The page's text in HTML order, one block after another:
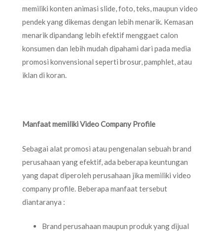
memiliki konten animasi slide, foto, teks, maupun video
pendek yang dikemas dengan lebih menarik. Kemasan
menarik dipandang lebih efektif menggaet calon
konsumen dan lebih mudah dipahami dari pada media
promosi konvensional seperti brosur, pamphlet, atau
iklan di koran.
Manfaat memiliki Video Company Profile
Sebagai alat promosi atau pengenalan sebuah brand
perusahaan yang efektif, ada beberapa keuntungan
yang dapat diperoleh perusahaan jika memiliki video
company profile. Beberapa manfaat tersebut
diantaranya :
Brand perusahaan maupun produk yang dijual